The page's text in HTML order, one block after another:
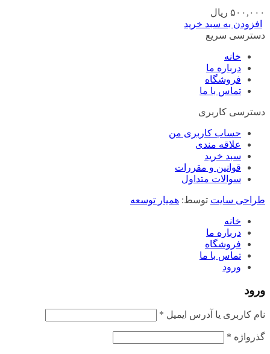
۵۰۰,۰۰۰ ریال
افزودن به سبد خرید
دسترسی سریع
خانه
درباره ما
فروشگاه
تماس با ما
دسترسی کاربری
حساب کاربری من
علاقه مندی
سبد خرید
قوانین و مقررات
سوالات متداول
طراحی سایت توسط: همیار توسعه
خانه
درباره ما
فروشگاه
تماس با ما
ورود
ورود
نام کاربری یا آدرس ایمیل *
گذرواژه *